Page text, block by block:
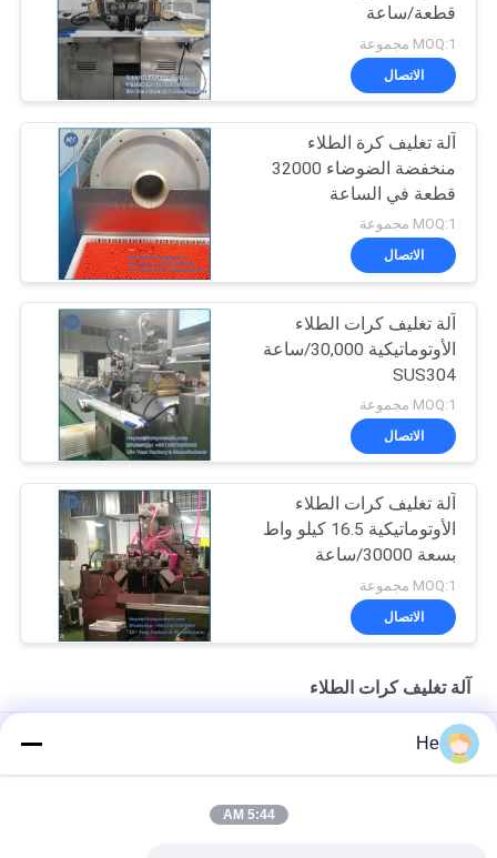
قطعة/ساعة
MOQ:1 مجموعة
الاتصال
آلة تغليف كرة الطلاء
منخفضة الضوضاء 32000
قطعة في الساعة
MOQ:1 مجموعة
الاتصال
آلة تغليف كرات الطلاء
الأوتوماتيكية 30,000/ساعة
SUS304
MOQ:1 مجموعة
الاتصال
آلة تغليف كرات الطلاء
الأوتوماتيكية 16.5 كيلو واط
بسعة 30000/ساعة
MOQ:1 مجموعة
الاتصال
آلة تغليف كرات الطلاء
آلة تجفيف كرات الطلاء ذات السرعة العالية من أجل الكبسولات الطرية
أو زيوت السمك
He
5:44 AM